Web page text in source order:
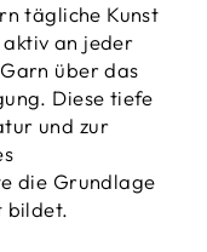
tägliche Kunst
an jeder
über das
Diese tiefe
und zur
die Grundlage
bildet.